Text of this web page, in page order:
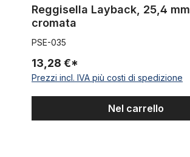
Reggisella Layback, 25,4 mm,
cromata
PSE-035
13,28 €*
Prezzi incl. IVA più costi di spedizione
Nel carrello